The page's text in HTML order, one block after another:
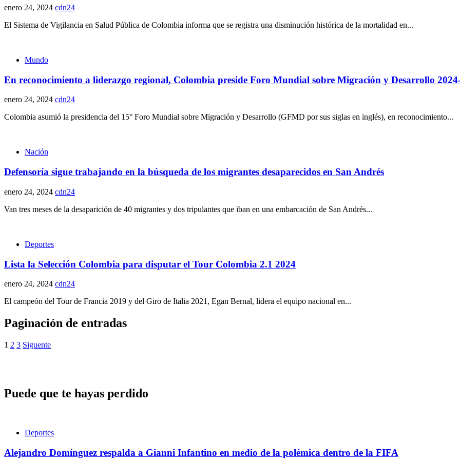
enero 24, 2024 cdn24
El Sistema de Vigilancia en Salud Pública de Colombia informa que se registra una disminución histórica de la mortalidad en...
Mundo
En reconocimiento a liderazgo regional, Colombia preside Foro Mundial sobre Migración y Desarrollo
enero 24, 2024 cdn24
Colombia asumió la presidencia del 15° Foro Mundial sobre Migración y Desarrollo (GFMD por sus siglas en inglés), en reconocimiento...
Nación
Defensoría sigue trabajando en la búsqueda de los migrantes desaparecidos en San Andrés
enero 24, 2024 cdn24
Van tres meses de la desaparición de 40 migrantes y dos tripulantes que iban en una embarcación de San Andrés...
Deportes
Lista la Selección Colombia para disputar el Tour Colombia 2.1 2024
enero 24, 2024 cdn24
El campeón del Tour de Francia 2019 y del Giro de Italia 2021, Egan Bernal, lidera el equipo nacional en...
Paginación de entradas
1 2 3 Siguente
Puede que te hayas perdido
Deportes
Alejandro Domínguez respalda a Gianni Infantino en medio de la polémica dentro de la FIFA